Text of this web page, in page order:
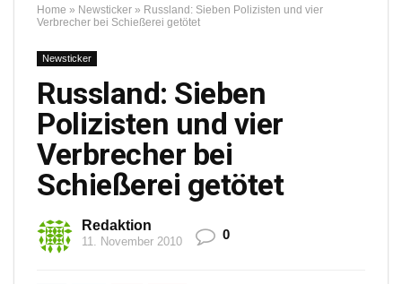
Home » Newsticker » Russland: Sieben Polizisten und vier
Verbrecher bei Schießerei getötet
Newsticker
Russland: Sieben
Polizisten und vier
Verbrecher bei
Schießerei getötet
Redaktion
11. November 2010 0